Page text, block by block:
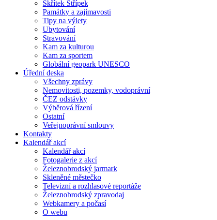
Skřítek Střípek
Památky a zajímavosti
Tipy na výlety
Ubytování
Stravování
Kam za kulturou
Kam za sportem
Globální geopark UNESCO
Úřední deska
Všechny zprávy
Nemovitosti, pozemky, vodoprávní
ČEZ odstávky
Výběrová řízení
Ostatní
Veřejnoprávní smlouvy
Kontakty
Kalendář akcí
Kalendář akcí
Fotogalerie z akcí
Železnobrodský jarmark
Skleněné městečko
Televizní a rozhlasové reportáže
Železnobrodský zpravodaj
Webkamery a počasí
O webu